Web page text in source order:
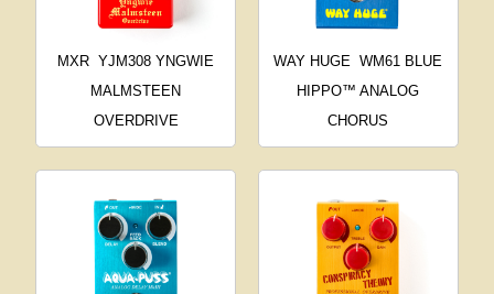
MXR YJM308 YNGWIE
MALMSTEEN
OVERDRIVE
WAY HUGE WM61 BLUE
HIPPO™ ANALOG
CHORUS